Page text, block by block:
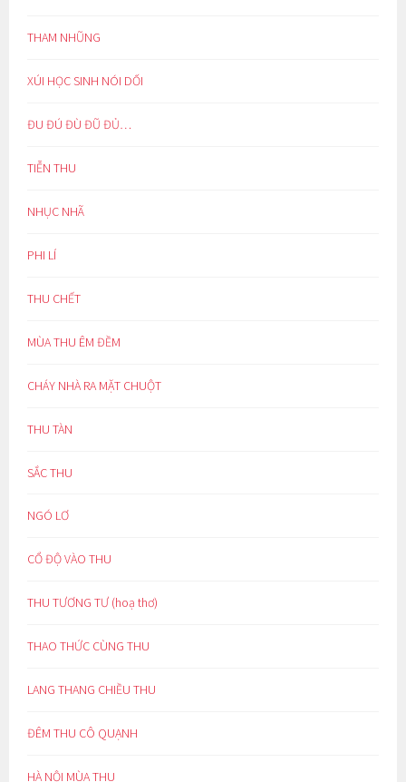
THAM NHŨNG
XÚI HỌC SINH NÓI DỐI
ĐU ĐÚ ĐÙ ĐŨ ĐỦ…
TIỄN THU
NHỤC NHÃ
PHI LÍ
THU CHẾT
MÙA THU ÊM ĐỀM
CHÁY NHÀ RA MẶT CHUỘT
THU TÀN
SẮC THU
NGÓ LƠ
CỔ ĐỘ VÀO THU
THU TƯƠNG TƯ (hoạ thơ)
THAO THỨC CÙNG THU
LANG THANG CHIỀU THU
ĐÊM THU CÔ QUẠNH
HÀ NỘI MÙA THU